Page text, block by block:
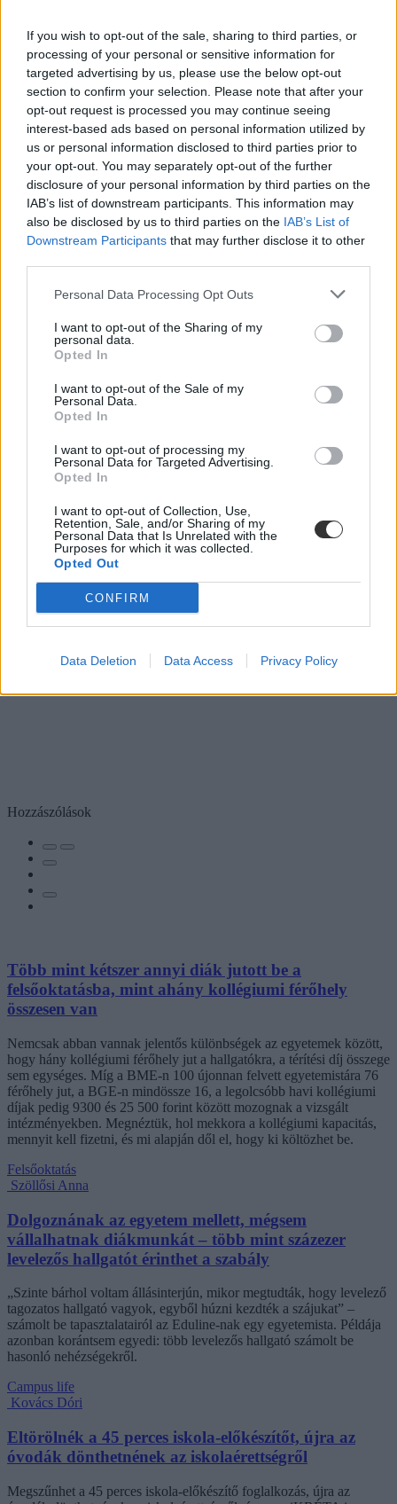
If you wish to opt-out of the sale, sharing to third parties, or
processing of your personal or sensitive information for
targeted advertising by us, please use the below opt-out
section to confirm your selection. Please note that after your
opt-out request is processed you may continue seeing
interest-based ads based on personal information utilized by
us or personal information disclosed to third parties prior to
your opt-out. You may separately opt-out of the further
disclosure of your personal information by third parties on the
IAB’s list of downstream participants. This information may
also be disclosed by us to third parties on the IAB’s List of
Downstream Participants that may further disclose it to other
Personal Data Processing Opt Outs
I want to opt-out of the Sharing of my
personal data.
Opted In
I want to opt-out of the Sale of my
Personal Data.
Opted In
I want to opt-out of processing my
Personal Data for Targeted Advertising.
Opted In
I want to opt-out of Collection, Use,
Retention, Sale, and/or Sharing of my
Personal Data that Is Unrelated with the
Purposes for which it was collected.
Opted Out
CONFIRM
Data Deletion Data Access Privacy Policy
Hozzászólások
Több mint kétszer annyi diák jutott be a
felsőoktatásba, mint ahány kollégiumi férőhely
összesen van
Nemcsak abban vannak jelentős különbségek az egyetemek között,
hogy hány kollégiumi férőhely jut a hallgatókra, a térítési díj összege
sem egységes. Míg a BME-n 100 újonnan felvett egyetemistára 76
férőhely jut, a BGE-n mindössze 16, a legolcsóbb havi kollégiumi
díjak pedig 9300 és 25 500 forint között mozognak a vizsgált
intézményekben. Megnéztük, hol mekkora a kollégiumi kapacitás,
mennyit kell fizetni, és mi alapján dől el, hogy ki költözhet be.
Felsőoktatás
Szöllősi Anna
Dolgoznának az egyetem mellett, mégsem
vállalhatnak diákmunkát – több mint százezer
levelezős hallgatót érinthet a szabály
„Szinte bárhol voltam állásinterjún, mikor megtudták, hogy levelező
tagozatos hallgató vagyok, egyből húzni kezdték a szájukat” –
számolt be tapasztalatairól az Eduline-nak egy egyetemista. Példája
azonban korántsem egyedi: több levelezős hallgató számolt be
hasonló nehézségekről.
Campus life
Kovács Dóri
Eltörölnék a 45 perces iskola-előkészítőt, újra az
óvodák dönthetnének az iskolaérettségről
Megszűnhet a 45 perces iskola-előkészítő foglalkozás, újra az